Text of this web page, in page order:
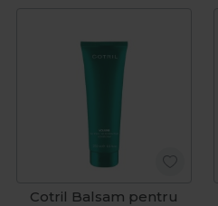
Cotril Balsam pentru